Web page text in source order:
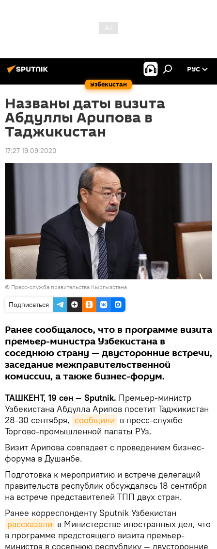
Узбекистан
РУС
Названы даты визита
Абдуллы Арипова в
Таджикистан
17:27 19.09.2020
© Пресс-служба правительства Кыргызстана
Подписаться
Ранее сообщалось, что в программе визита
премьер-министра Узбекистана в
соседнюю страну — двусторонние встречи,
заседание межправительственной
комиссии, а также бизнес-форум.
ТАШКЕНТ, 19 сен — Sputnik. Премьер-министр
Узбекистана Абдулла Арипов посетит Таджикистан
28-30 сентября, сообщили в пресс-службе
Торгово-промышленной палаты РУз.
Визит Арипова совпадает с проведением бизнес-
форума в Душанбе.
Подготовка к мероприятию и встрече делегаций
правительств республик обсуждалась 18 сентября
на встрече представителей ТПП двух стран.
Ранее корреспонденту Sputnik Узбекистан
рассказали в Министерстве иностранных дел, что
в программе предстоящего визита премьер-
министра в соседнюю республику — двусторонние